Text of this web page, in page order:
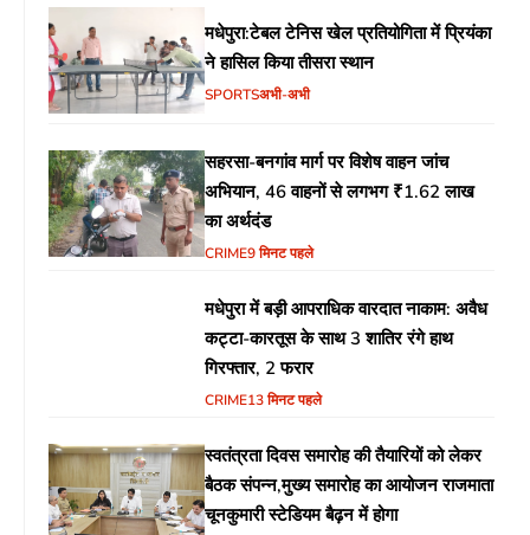
मधेपुरा:टेबल टेनिस खेल प्रतियोगिता में प्रियंका
ने हासिल किया तीसरा स्थान
SPORTSअभी-अभी
सहरसा-बनगांव मार्ग पर विशेष वाहन जांच
अभियान, 46 वाहनों से लगभग ₹1.62 लाख
का अर्थदंड
CRIME9 मिनट पहले
मधेपुरा में बड़ी आपराधिक वारदात नाकाम: अवैध
कट्टा-कारतूस के साथ 3 शातिर रंगे हाथ
गिरफ्तार, 2 फरार
CRIME13 मिनट पहले
स्वतंत्रता दिवस समारोह की तैयारियों को लेकर
बैठक संपन्न,मुख्य समारोह का आयोजन राजमाता
चूनकुमारी स्टेडियम बैढ़न में होगा